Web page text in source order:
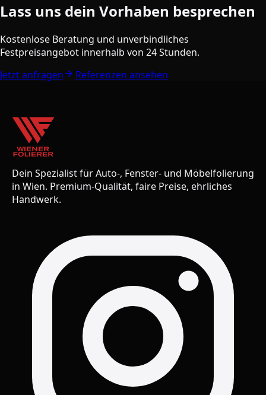
Lass uns dein Vorhaben besprechen
Kostenlose Beratung und unverbindliches
Festpreisangebot innerhalb von 24 Stunden.
Jetzt anfragen
Referenzen ansehen
Dein Spezialist für Auto-, Fenster- und Möbelfolierung
in Wien. Premium-Qualität, faire Preise, ehrliches
Handwerk.